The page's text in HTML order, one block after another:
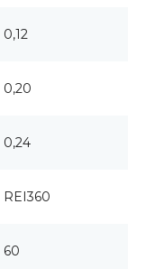
0,12
0,20
0,24
REI360
60